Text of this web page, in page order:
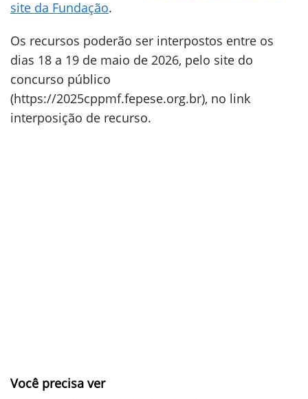
site da Fundação.
Os recursos poderão ser interpostos entre os
dias 18 a 19 de maio de 2026, pelo site do
concurso público
(https://2025cppmf.fepese.org.br), no link
interposição de recurso.
Você precisa ver